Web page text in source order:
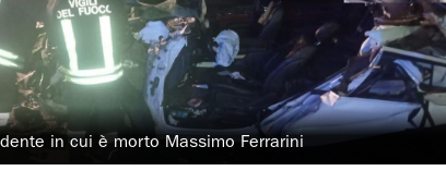
in cui è morto Massimo Ferrarini